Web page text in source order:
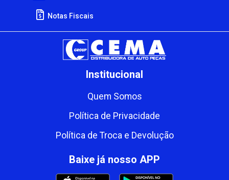
Notas Fiscais
Institucional
Quem Somos
Política de Privacidade
Política de Troca e Devolução
Baixe já nosso APP